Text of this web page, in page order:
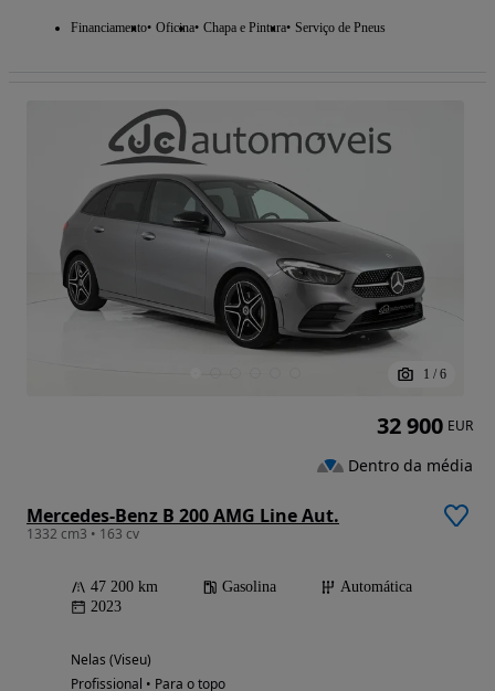
Financiamento Oficina Chapa e Pintura Serviço de Pneus
1 / 6
Mercedes-Benz B 200 AMG Line Aut.
1332 cm3 • 163 cv
47 200 km Gasolina
Automática
2023
Nelas (Viseu)
Profissional • Para o topo
32 900 EUR
Dentro da média